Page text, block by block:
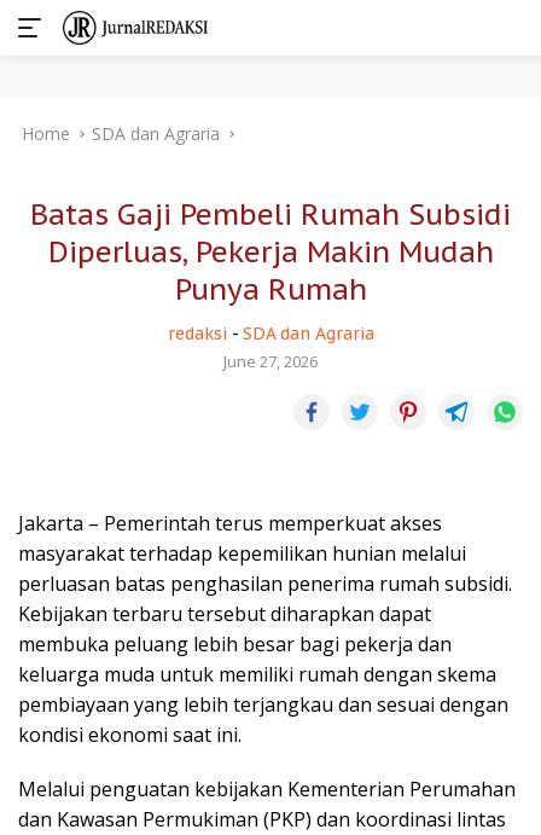
Home SDA dan Agraria
Batas Gaji Pembeli Rumah Subsidi
Diperluas, Pekerja Makin Mudah
Punya Rumah
redaksi - SDA dan Agraria
June 27, 2026
Jakarta – Pemerintah terus memperkuat akses
masyarakat terhadap kepemilikan hunian melalui
perluasan batas penghasilan penerima rumah subsidi.
Kebijakan terbaru tersebut diharapkan dapat
membuka peluang lebih besar bagi pekerja dan
keluarga muda untuk memiliki rumah dengan skema
pembiayaan yang lebih terjangkau dan sesuai dengan
kondisi ekonomi saat ini.
Melalui penguatan kebijakan Kementerian Perumahan
dan Kawasan Permukiman (PKP) dan koordinasi lintas